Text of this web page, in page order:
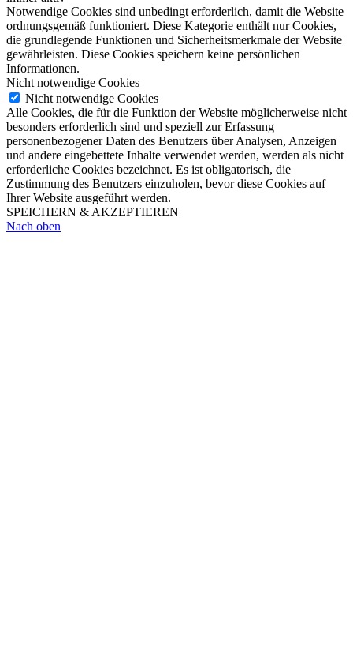
Notwendige Cookies sind unbedingt erforderlich, damit die Website
ordnungsgemäß funktioniert. Diese Kategorie enthält nur Cookies,
die grundlegende Funktionen und Sicherheitsmerkmale der Website
gewährleisten. Diese Cookies speichern keine persönlichen
Informationen.
Nicht notwendige Cookies
Nicht notwendige Cookies
Alle Cookies, die für die Funktion der Website möglicherweise nicht
besonders erforderlich sind und speziell zur Erfassung
personenbezogener Daten des Benutzers über Analysen, Anzeigen
und andere eingebettete Inhalte verwendet werden, werden als nicht
erforderliche Cookies bezeichnet. Es ist obligatorisch, die
Zustimmung des Benutzers einzuholen, bevor diese Cookies auf
Ihrer Website ausgeführt werden.
SPEICHERN & AKZEPTIEREN
Nach oben